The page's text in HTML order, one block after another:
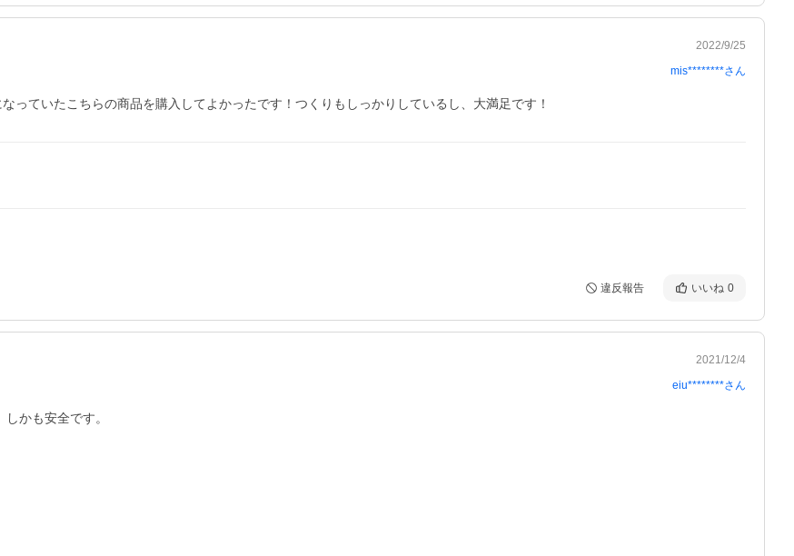
2022/9/25
mis********さん
っていたこちらの商品を購入してよかったです！つくりもしっかりしているし、大満足です！
違反報告 いいね 0
2021/12/4
eiu********さん
かも安全です。